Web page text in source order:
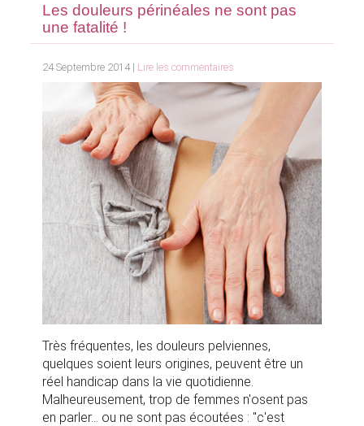
Les douleurs périnéales ne sont pas
une fatalité !
24 Septembre 2014 | Lire les commentaires
Très fréquentes, les douleurs pelviennes,
quelques soient leurs origines, peuvent être un
réel handicap dans la vie quotidienne.
Malheureusement, trop de femmes n'osent pas
en parler... ou ne sont pas écoutées : "c'est